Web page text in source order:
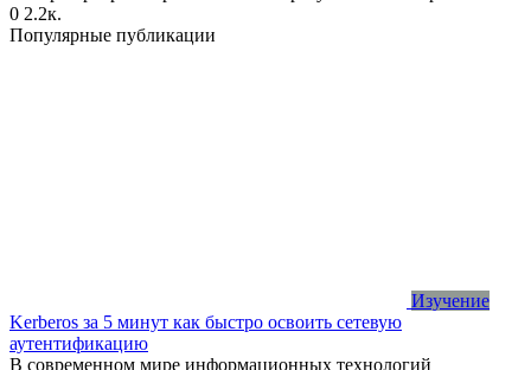
0 2.2к.
Популярные публикации
Изучение
Kerberos за 5 минут как быстро освоить сетевую
аутентификацию
В современном мире информационных технологий